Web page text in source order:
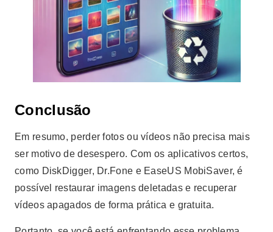
Conclusão
Em resumo, perder fotos ou vídeos não precisa mais
ser motivo de desespero. Com os aplicativos certos,
como DiskDigger, Dr.Fone e EaseUS MobiSaver, é
possível restaurar imagens deletadas e recuperar
vídeos apagados de forma prática e gratuita.